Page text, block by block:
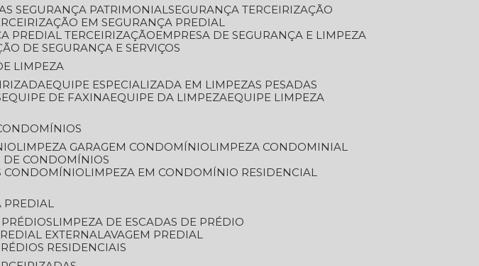
SEGURANÇA PATRIMONIAL SEGURANÇA TERCEIRIZAÇÃO
EM SEGURANÇA PREDIAL
PREDIAL TERCEIRIZAÇÃO
EMPRESA DE SEGURANÇA E LIMPEZA
DE SEGURANÇA E SERVIÇOS
LIMPEZA
EQUIPE ESPECIALIZADA EM LIMPEZAS PESADAS
EQUIPE DE FAXINA EQUIPE DA LIMPEZA EQUIPE LIMPEZA
LIMPEZA GARAGEM CONDOMÍNIO
LIMPEZA CONDOMINIAL
DE CONDOMÍNIOS
CONDOMÍNIO
LIMPEZA EM CONDOMÍNIO RESIDENCIAL
PREDIAL
LIMPEZA DE ESCADAS DE PRÉDIO
EXTERNA LAVAGEM PREDIAL
RESIDENCIAIS